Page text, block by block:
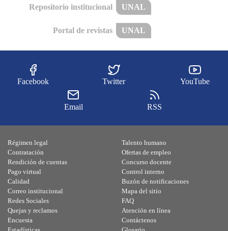
Repositorio institucional UNAL
Portal de revistas UNAL
Facebook Twitter YouTube
Email RSS
Régimen legal
Contratación
Rendición de cuentas
Pago virtual
Calidad
Talento humano
Ofertas de empleo
Concurso docente
Control interno
Buzón de notificaciones
Correo institucional
Redes Sociales
Quejas y reclamos
Encuesta
Mapa del sitio
FAQ
Atención en línea
Contáctenos